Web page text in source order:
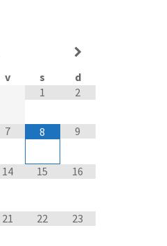
v s
d
1
2
7 8 9
14 15 16
21 22 23